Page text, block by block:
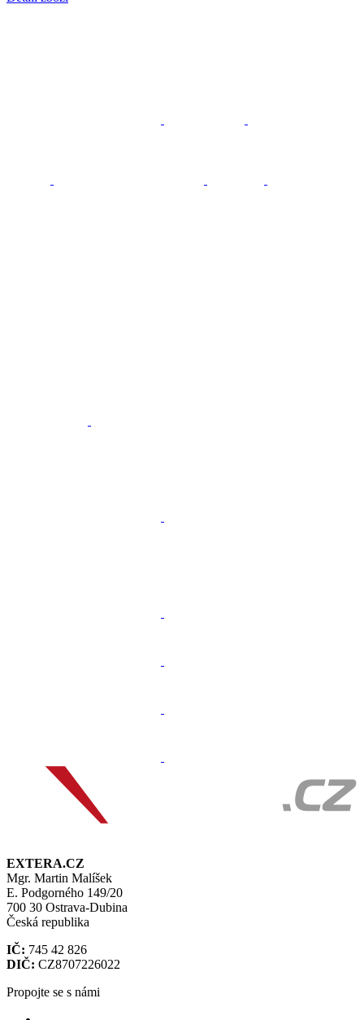
EXTERA.CZ
Mgr. Martin Malíšek
E. Podgorného 149/20
700 30 Ostrava-Dubina
Česká republika
IČ: 745 42 826
DIČ: CZ8707226022
Propojte se s námi